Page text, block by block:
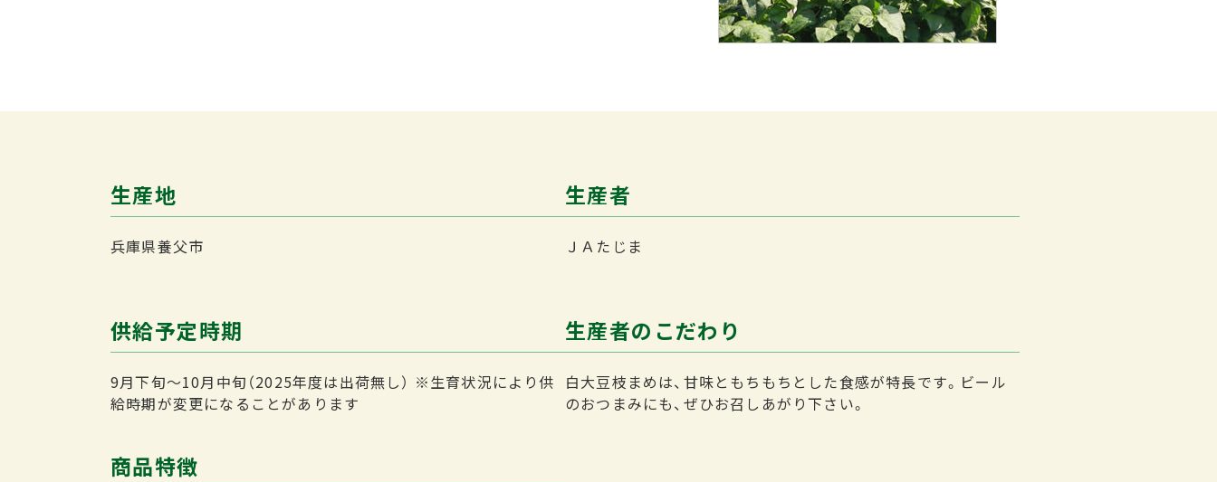
生産地
兵庫県養父市
生産者
ＪＡたじま
供給予定時期
9月下旬～10月中旬（2025年度は出荷無し） ※生育状況により供
給時期が変更になることがあります
生産者のこだわり
白大豆枝まめは、甘味ともちもちとした食感が特長です。ビール
のおつまみにも、ぜひお召しあがり下さい。
商品特徴